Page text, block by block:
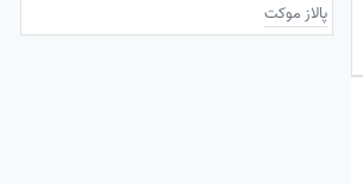
پالاز موکت